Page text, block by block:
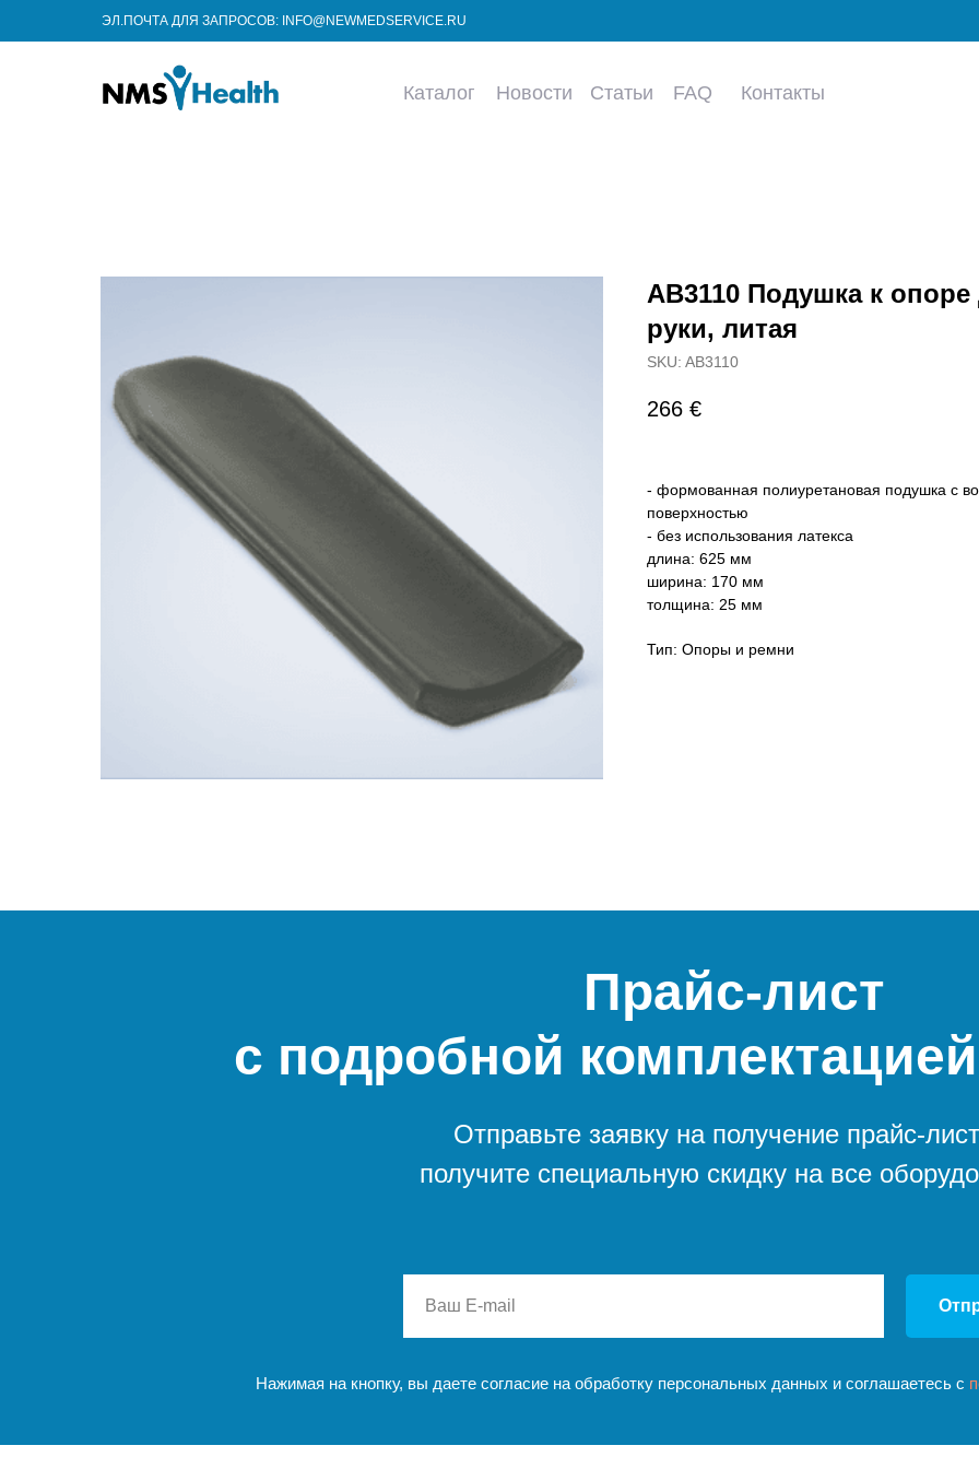
ЭЛ.ПОЧТА ДЛЯ ЗАПРОСОВ: INFO@NEWMEDSERVICE.RU
Каталог Новости Статьи FAQ Контакты
AB3110 Подушка к опоре
руки, литая
SKU: AB3110
266 €
- формованная полиуретановая подушка с
поверхностью
- без использования латекса
длина: 625 мм
ширина: 170 мм
толщина: 25 мм
Тип: Опоры и ремни
Прайс-лист
с подробной
Отправьте заявку на получение прайс-
получите специальную скидку на все
Нажимая на кнопку, вы даете согласие на обработку персональных данных и соглашаетесь c